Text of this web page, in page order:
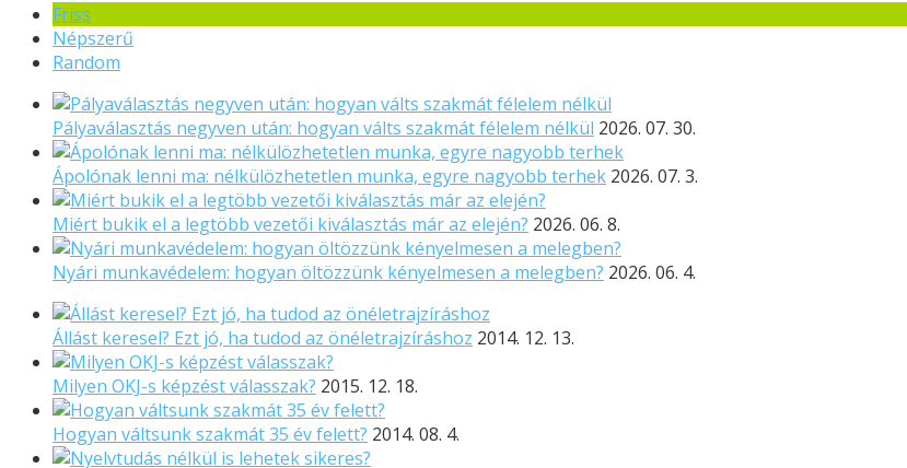
Friss
Népszerű
Random
Pályaválasztás negyven után: hogyan válts szakmát félelem nélkül 2026. 07. 30.
Ápolónak lenni ma: nélkülözhetetlen munka, egyre nagyobb terhek 2026. 07. 3.
Miért bukik el a legtöbb vezetői kiválasztás már az elején? 2026. 06. 8.
Nyári munkavédelem: hogyan öltözzünk kényelmesen a melegben? 2026. 06. 4.
Állást keresel? Ezt jó, ha tudod az önéletrajzíráshoz 2014. 12. 13.
Milyen OKJ-s képzést válasszak? 2015. 12. 18.
Hogyan váltsunk szakmát 35 év felett? 2014. 08. 4.